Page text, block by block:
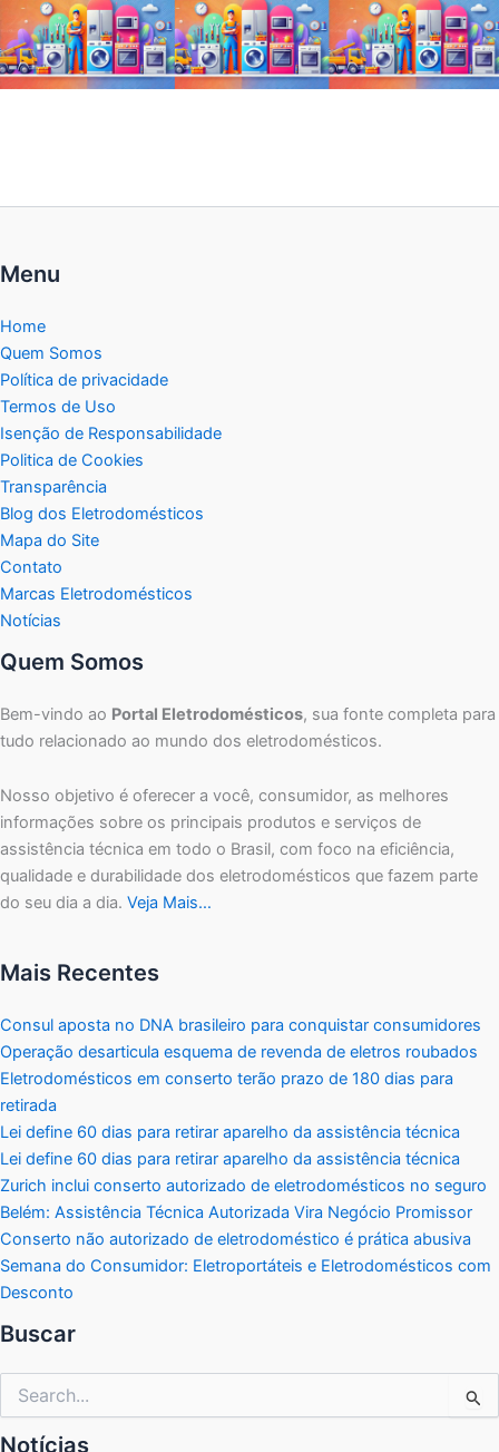
Menu
Home
Quem Somos
Política de privacidade
Termos de Uso
Isenção de Responsabilidade
Politica de Cookies
Transparência
Blog dos Eletrodomésticos
Mapa do Site
Contato
Marcas Eletrodomésticos
Notícias
Quem Somos
Bem-vindo ao Portal Eletrodomésticos, sua fonte completa para
tudo relacionado ao mundo dos eletrodomésticos.
Nosso objetivo é oferecer a você, consumidor, as melhores
informações sobre os principais produtos e serviços de
assistência técnica em todo o Brasil, com foco na eficiência,
qualidade e durabilidade dos eletrodomésticos que fazem parte
do seu dia a dia. Veja Mais…
Mais Recentes
Consul aposta no DNA brasileiro para conquistar consumidores
Operação desarticula esquema de revenda de eletros roubados
Eletrodomésticos em conserto terão prazo de 180 dias para
retirada
Lei define 60 dias para retirar aparelho da assistência técnica
Lei define 60 dias para retirar aparelho da assistência técnica
Zurich inclui conserto autorizado de eletrodomésticos no seguro
Belém: Assistência Técnica Autorizada Vira Negócio Promissor
Conserto não autorizado de eletrodoméstico é prática abusiva
Semana do Consumidor: Eletroportáteis e Eletrodomésticos com
Desconto
Buscar
por:
Notícias